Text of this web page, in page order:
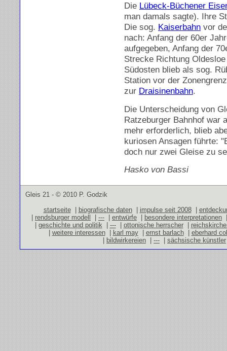
Die Lübeck-Büchener
man damals sagte). Ihre
Die sog. Kaiserbahn vor
nach: Anfang der 60er
aufgegeben, Anfang der
Strecke Richtung
Südosten blieb als sog.
Station vor der
zur Draisinenbahn.
Die Unterscheidung von
Ratzeburger Bahnhof war
mehr erforderlich, blieb
kuriosen Ansagen führte:
doch nur zwei Gleise zu
Hasko von Bassi
Gleis 21 - © 2010 P. Godzik
startseite| biografische daten| impulse seit 2008|
| rendsburger modell | --- | entwürfe | besondere interpretationen
| geschichte und politik | ---| ottonische herrscher|
| weitere interessen| karl may| ernst barlach| eberhard
| bildwirkereien | --- | sächsische künstler